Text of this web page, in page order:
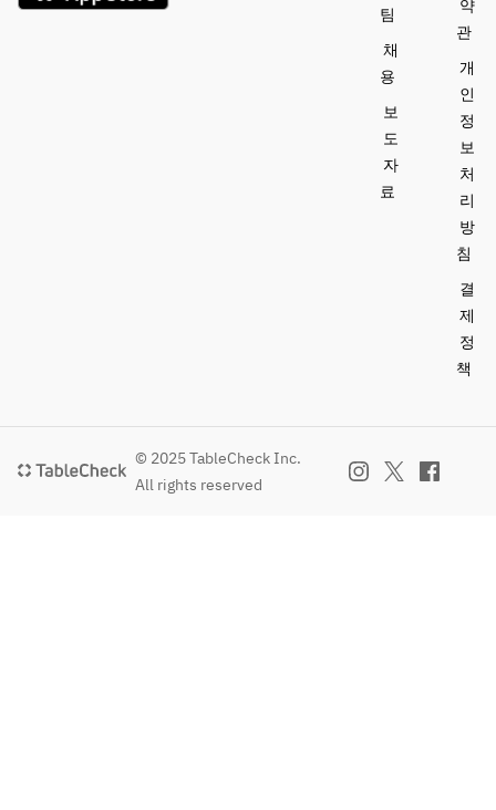
팀
채
용
보
도
자
료
약
관
개
인
정
보
처
리
방
침
결
제
정
책
© 2025 TableCheck Inc.
All rights reserved